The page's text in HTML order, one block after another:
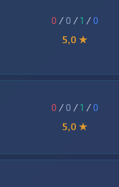
0 / 0 /1 /0
5,0 ★
0 / 0 /1 /0
5,0 ★